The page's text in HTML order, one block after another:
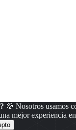
🍪 Nosotros usamos
mejor experiencia